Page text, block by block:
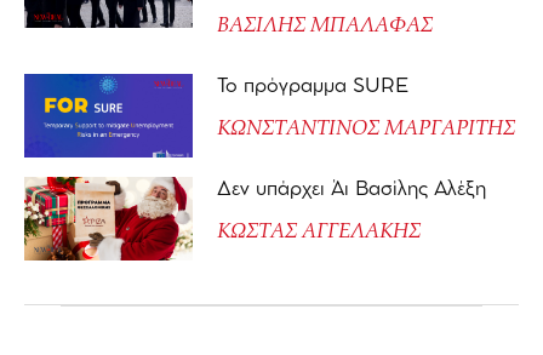
ΒΑΣΙΛΗΣ ΜΠΑΛΑΦΑΣ
Το πρόγραμμα SURE
ΚΩΝΣΤΑΝΤΙΝΟΣ ΜΑΡΓΑΡΙΤΗΣ
Δεν υπάρχει Άι Βασίλης Αλέξη
ΚΩΣΤΑΣ ΑΓΓΕΛΑΚΗΣ